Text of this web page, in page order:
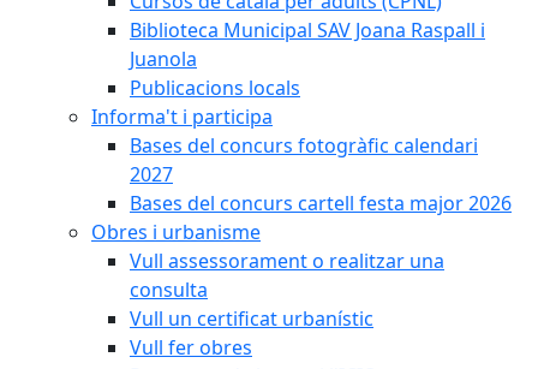
Biblioteca Municipal SAV Joana Raspall i
Juanola
Publicacions locals
Informa't i participa
Bases del concurs fotogràfic calendari
2027
Bases del concurs cartell festa major 2026
Obres i urbanisme
Vull assessorament o realitzar una
consulta
Vull un certificat urbanístic
Vull fer obres